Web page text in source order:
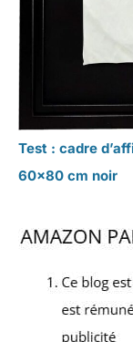
Test : cadre
60×80 cm noir